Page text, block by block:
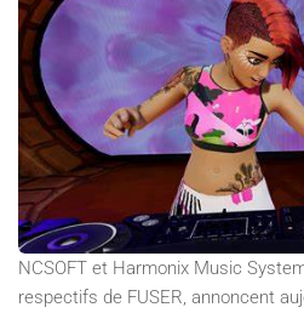
NCSOFT et Harmonix Music
respectifs de FUSER, annoncent